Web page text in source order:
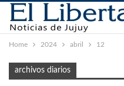
Home 2024 abril 12
archivos diarios